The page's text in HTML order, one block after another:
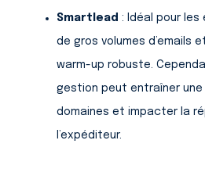
Smartlead : Idéal pour les
de gros volumes d’emails
warm-up robuste.
gestion peut entraîner
domaines et impacter la
l’expéditeur.